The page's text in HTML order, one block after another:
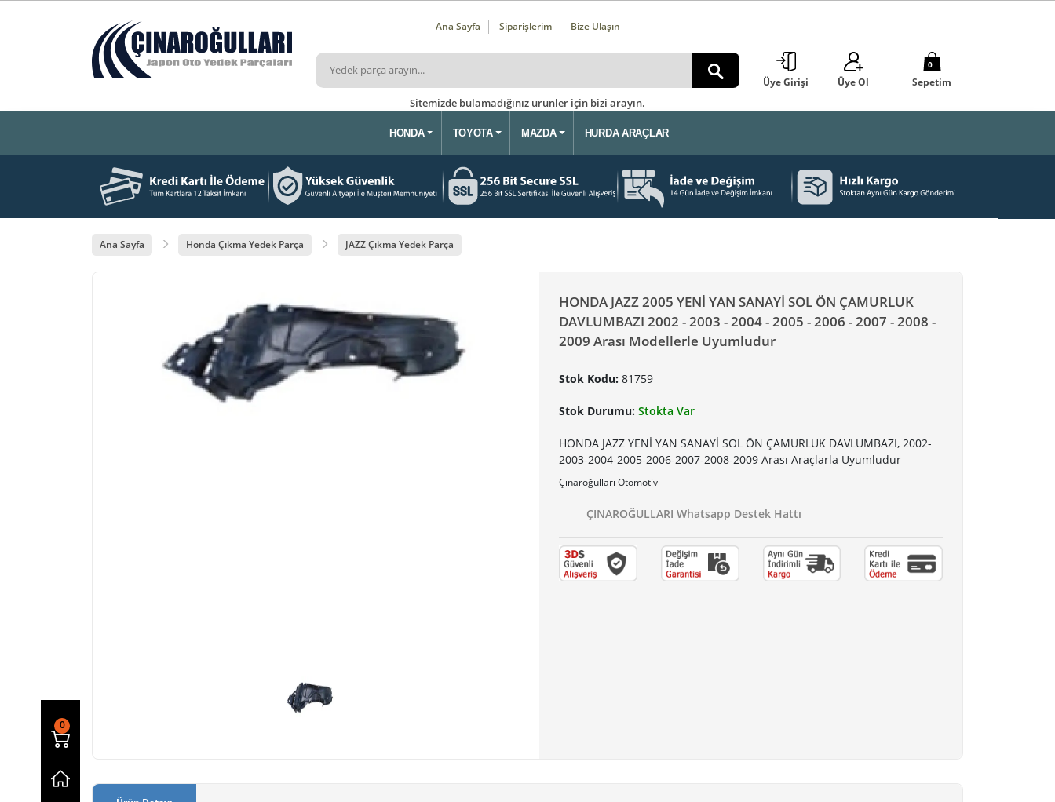
Ana Sayfa Siparişlerim Bize Ulaşın
Sitemizde bulamadığınız ürünler için bizi arayın.
Üye Girişi Üye Ol
0
Sepetim
HONDA TOYOTA MAZDA HURDA ARAÇLAR
Ana Sayfa Honda Çıkma Yedek Parça JAZZ Çıkma Yedek Parça
HONDA JAZZ 2005 YENİ YAN SANAYİ SOL ÖN ÇAMURLUK
DAVLUMBAZI 2002 - 2003 - 2004 - 2005 - 2006 - 2007 - 2008 -
2009 Arası Modellerle Uyumludur
Stok Kodu: 81759
Stok Durumu: Stokta Var
HONDA JAZZ YENİ YAN SANAYİ SOL ÖN ÇAMURLUK DAVLUMBAZI, 2002-
2003-2004-2005-2006-2007-2008-2009 Arası Araçlarla Uyumludur
Çınaroğulları Otomotiv
ÇINAROĞULLARI Whatsapp Destek Hattı
0